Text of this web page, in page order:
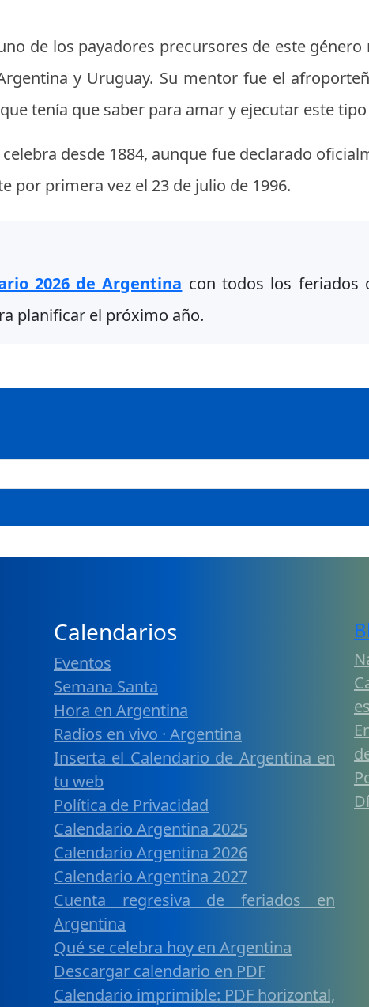
de los payadores precursores de este
y Uruguay. Su mentor fue el
tenía que saber para amar y ejecutar este
celebra desde 1884, aunque fue declarado
por primera vez el 23 de julio de 1996.
2026 de Argentina con todos los feriados
planificar el próximo año.
Calendarios
Eventos
Semana Santa
Hora en Argentina
Radios en vivo · Argentina
Inserta el Calendario de Argentina en
tu web
Política de Privacidad
Calendario Argentina 2025
Calendario Argentina 2026
Calendario Argentina 2027
Cuenta regresiva de feriados en
Argentina
Qué se celebra hoy en Argentina
Descargar calendario en PDF
Calendario imprimible: PDF horizontal,